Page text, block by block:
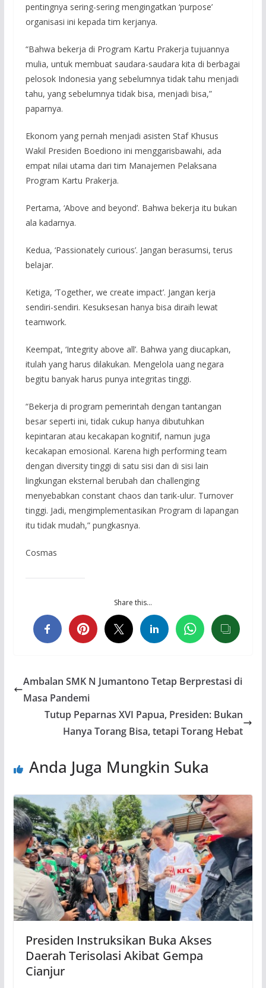
pentingnya sering-sering mengingatkan ‘purpose’
organisasi ini kepada tim kerjanya.
“Bahwa bekerja di Program Kartu Prakerja tujuannya
mulia, untuk membuat saudara-saudara kita di berbagai
pelosok Indonesia yang sebelumnya tidak tahu menjadi
tahu, yang sebelumnya tidak bisa, menjadi bisa,”
paparnya.
Ekonom yang pernah menjadi asisten Staf Khusus
Wakil Presiden Boediono ini menggarisbawahi, ada
empat nilai utama dari tim Manajemen Pelaksana
Program Kartu Prakerja.
Pertama, ‘Above and beyond’. Bahwa bekerja itu bukan
ala kadarnya.
Kedua, ‘Passionately curious’. Jangan berasumsi, terus
belajar.
Ketiga, ‘Together, we create impact’. Jangan kerja
sendiri-sendiri. Kesuksesan hanya bisa diraih lewat
teamwork.
Keempat, ‘Integrity above all’. Bahwa yang diucapkan,
itulah yang harus dilakukan. Mengelola uang negara
begitu banyak harus punya integritas tinggi.
“Bekerja di program pemerintah dengan tantangan
besar seperti ini, tidak cukup hanya dibutuhkan
kepintaran atau kecakapan kognitif, namun juga
kecakapan emosional. Karena high performing team
dengan diversity tinggi di satu sisi dan di sisi lain
lingkungan eksternal berubah dan challenging
menyebabkan constant chaos dan tarik-ulur. Turnover
tinggi. Jadi, mengimplementasikan Program di lapangan
itu tidak mudah,” pungkasnya.
Cosmas
Share this…
Ambalan SMK N Jumantono Tetap Berprestasi di
Masa Pandemi
Tutup Peparnas XVI Papua, Presiden: Bukan
Hanya Torang Bisa, tetapi Torang Hebat
Anda Juga Mungkin Suka
Presiden Instruksikan Buka Akses
Daerah Terisolasi Akibat Gempa
Cianjur